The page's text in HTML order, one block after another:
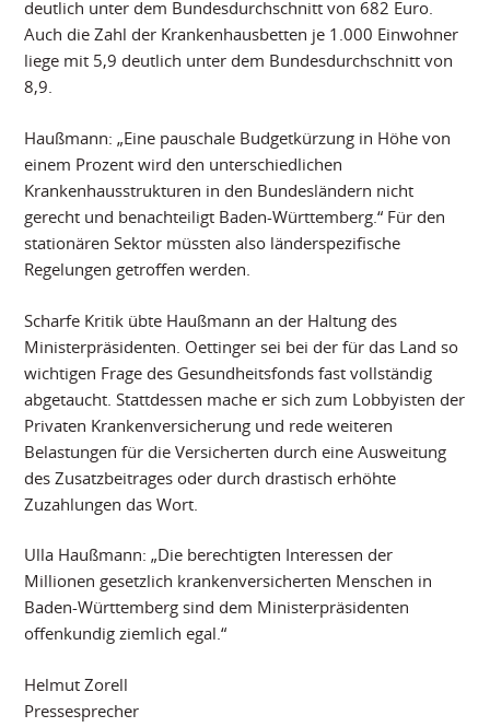
deutlich unter dem Bundesdurchschnitt von 682 Euro.
Auch die Zahl der Krankenhausbetten je 1.000 Einwohner
liege mit 5,9 deutlich unter dem Bundesdurchschnitt von
8,9.
Haußmann: „Eine pauschale Budgetkürzung in Höhe von
einem Prozent wird den unterschiedlichen
Krankenhausstrukturen in den Bundesländern nicht
gerecht und benachteiligt Baden-Württemberg.“ Für den
stationären Sektor müssten also länderspezifische
Regelungen getroffen werden.
Scharfe Kritik übte Haußmann an der Haltung des
Ministerpräsidenten. Oettinger sei bei der für das Land so
wichtigen Frage des Gesundheitsfonds fast vollständig
abgetaucht. Stattdessen mache er sich zum Lobbyisten der
Privaten Krankenversicherung und rede weiteren
Belastungen für die Versicherten durch eine Ausweitung
des Zusatzbeitrages oder durch drastisch erhöhte
Zuzahlungen das Wort.
Ulla Haußmann: „Die berechtigten Interessen der
Millionen gesetzlich krankenversicherten Menschen in
Baden-Württemberg sind dem Ministerpräsidenten
offenkundig ziemlich egal.“
Helmut Zorell
Pressesprecher